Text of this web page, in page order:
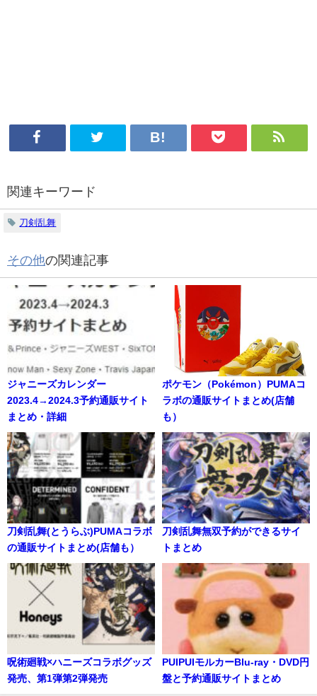
関連キーワード
刀剣乱舞
その他の関連記事
ジャニーズカレンダー
2023.4→2024.3予約通販サイト
まとめ・詳細
ポケモン（Pokémon）PUMAコ
ラボの通販サイトまとめ(店舗
も）
刀剣乱舞(とうらぶ)PUMAコラボ
の通販サイトまとめ(店舗も）
刀剣乱舞無双予約ができるサイ
トまとめ
呪術廻戦×ハニーズコラボグッズ
発売、第1弾第2弾発売
PUIPUIモルカーBlu-ray・DVD円
盤と予約通販サイトまとめ